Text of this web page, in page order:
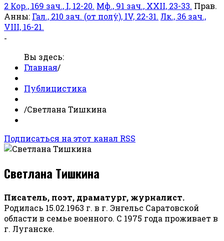
2 Кор., 169 зач., I, 12-20. Мф., 91 зач., XXII, 23-33. Прав.
Анны: Гал., 210 зач. (от полу́), IV, 22-31. Лк., 36 зач.,
VIII, 16-21.
-
Вы здесь:
Главная/
Публицистика
/Светлана Тишкина
Подписаться на этот канал RSS
Светлана Тишкина
Писатель, поэт, драматург, журналист.
Родилась 15.02.1963 г. в г. Энгельс Саратовской
области в семье военного. С 1975 года проживает в
г. Луганске.